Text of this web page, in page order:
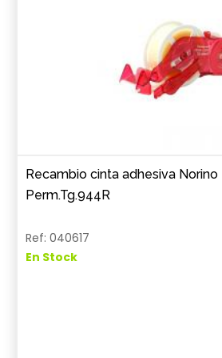
Recambio cinta adhesiva Norino
Perm.Tg.944R
Ref: 040617
En Stock